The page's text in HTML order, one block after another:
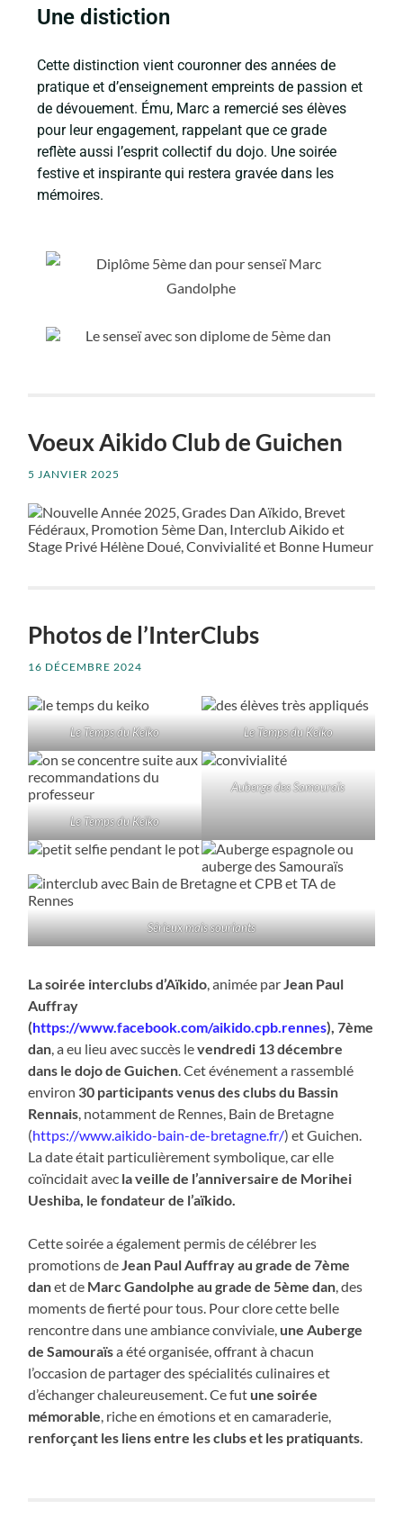
Une distiction
Cette distinction vient couronner des années de
pratique et d’enseignement empreints de passion et
de dévouement. Ému, Marc a remercié ses élèves
pour leur engagement, rappelant que ce grade
reflète aussi l’esprit collectif du dojo. Une soirée
festive et inspirante qui restera gravée dans les
mémoires.
Voeux Aikido Club de Guichen
5 JANVIER 2025
Photos de l’InterClubs
16 DÉCEMBRE 2024
Le Temps du Keïko Le Temps du Keïko
Le Temps du Keïko
Auberge des Samouraïs
Sérieux mais souriants
La soirée interclubs d’Aïkido , animée par Jean Paul
Auffray
(https://www.facebook.com/aikido.cpb.rennes), 7ème
dan , a eu lieu avec succès levendredi 13 décembre
dans le dojo de Guichen . Cet événement a rassemblé
environ 30 participants venus des clubs du Bassin
Rennais , notamment de Rennes, Bain de Bretagne
(https://www.aikido-bain-de-bretagne.fr/) et Guichen.
La date était particulièrement symbolique, car elle
coïncidait avec la veille de l’anniversaire de Morihei
Ueshiba, le fondateur de l’aïkido.
Cette soirée a également permis de célébrer les
promotions de Jean Paul Auffray au grade de 7ème
danet de Marc Gandolphe au grade de 5ème dan , des
moments de fierté pour tous. Pour clore cette belle
rencontre dans une ambiance conviviale, une Auberge
de Samouraïsa été organisée, offrant à chacun
l’occasion de partager des spécialités culinaires et
d’échanger chaleureusement. Ce fut une soirée
mémorable , riche en émotions et en camaraderie,
renforçant les liens entre les clubs et les pratiquants